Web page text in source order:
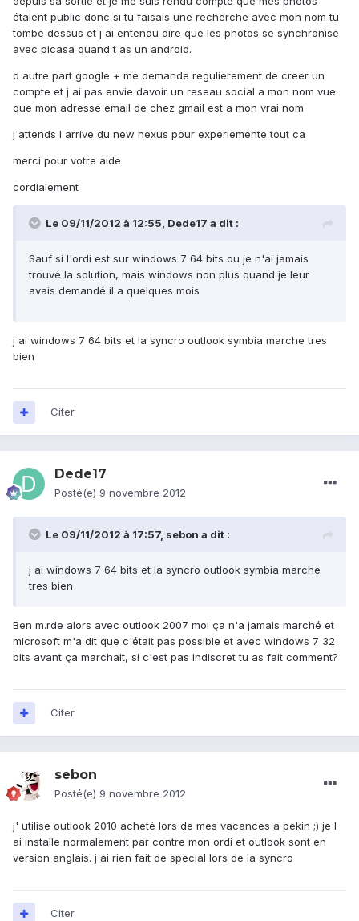
étaient public donc si tu faisais une recherche avec mon nom tu
tombe dessus et j ai entendu dire que les photos se synchronise
avec picasa quand t as un android.
d autre part google + me demande regulierement de creer un
compte et j ai pas envie davoir un reseau social a mon nom vue
que mon adresse email de chez gmail est a mon vrai nom
j attends l arrive du new nexus pour experiemente tout ca
merci pour votre aide
cordialement
Le 09/11/2012 à 12:55, Dede17 a dit :
Sauf si l'ordi est sur windows 7 64 bits ou je n'ai jamais
trouvé la solution, mais windows non plus quand je leur
avais demandé il a quelques mois
j ai windows 7 64 bits et la syncro outlook symbia marche tres
bien
Citer
Dede17
Posté(e) 9 novembre 2012
Le 09/11/2012 à 17:57, sebon a dit :
j ai windows 7 64 bits et la syncro outlook symbia marche
tres bien
Ben m.rde alors avec outlook 2007 moi ça n'a jamais marché et
microsoft m'a dit que c'était pas possible et avec windows 7 32
bits avant ça marchait, si c'est pas indiscret tu as fait comment?
Citer
sebon
Posté(e) 9 novembre 2012
j' utilise outlook 2010 acheté lors de mes vacances a pekin ;) je l
ai installe normalement par contre mon ordi et outlook sont en
version anglais. j ai rien fait de special lors de la syncro
Citer